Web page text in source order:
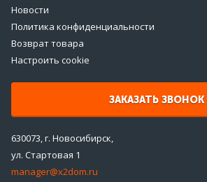
Новости
Политика конфиденциальности
Возврат товара
Настроить cookie
ЗАКАЗАТЬ ЗВОНОК
630073, г. Новосибирск,
ул. Стартовая 1
manager@x2dom.ru